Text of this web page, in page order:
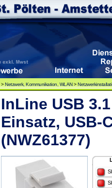
>Netzwerk, Kommunikation, WLAN>
InLine USB
Einsatz, USB-
(NWZ61377)